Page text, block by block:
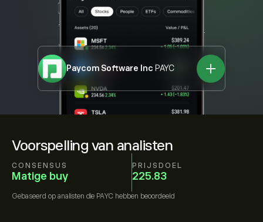
Voorspelling van analisten
CONSENSUS
Matige buy
PRIJSDOEL
225.83
Gebaseerd op analisten die PAYC hebben beoordeeld
Paycom Software Inc PAYC